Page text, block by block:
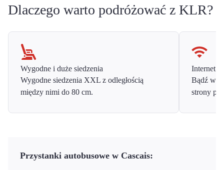
Dlaczego warto podróżować z KLR?
Wygodne i duże siedzenia
Wygodne siedzenia XXL z odległością
między nimi do 80 cm.
Internet
Bądź w
strony
Przystanki autobusowe w Cascais: